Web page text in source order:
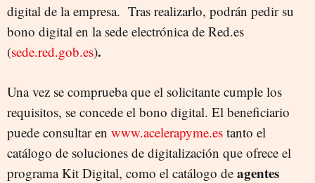
digital de la empresa. Tras realizarlo, podrán pedir su
bono digital en la sede electrónica de Red.es
(sede.red.gob.es).
Una vez se comprueba que el solicitante cumple los
requisitos, se concede el bono digital. El beneficiario
puede consultar en www.acelerapyme.es tanto el
catálogo de soluciones de digitalización que ofrece el
programa Kit Digital, como el catálogo de agentes